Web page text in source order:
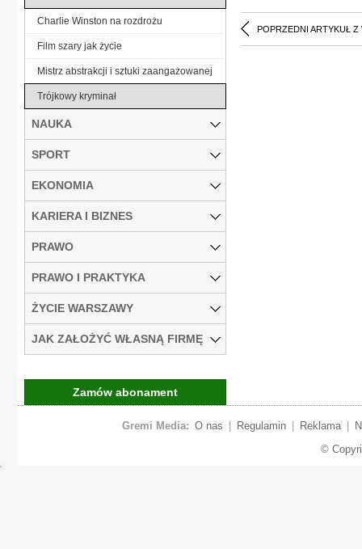
POPRZEDNI ARTYKUŁ Z
Charlie Winston na rozdrożu
Film szary jak życie
Mistrz abstrakcji i sztuki zaangażowanej
Trójkowy kryminał
NAUKA
SPORT
EKONOMIA
KARIERA I BIZNES
PRAWO
PRAWO I PRAKTYKA
ŻYCIE WARSZAWY
JAK ZAŁOŻYĆ WŁASNĄ FIRMĘ
Zamów abonament
Gremi Media: O nas Regulamin Reklama
©